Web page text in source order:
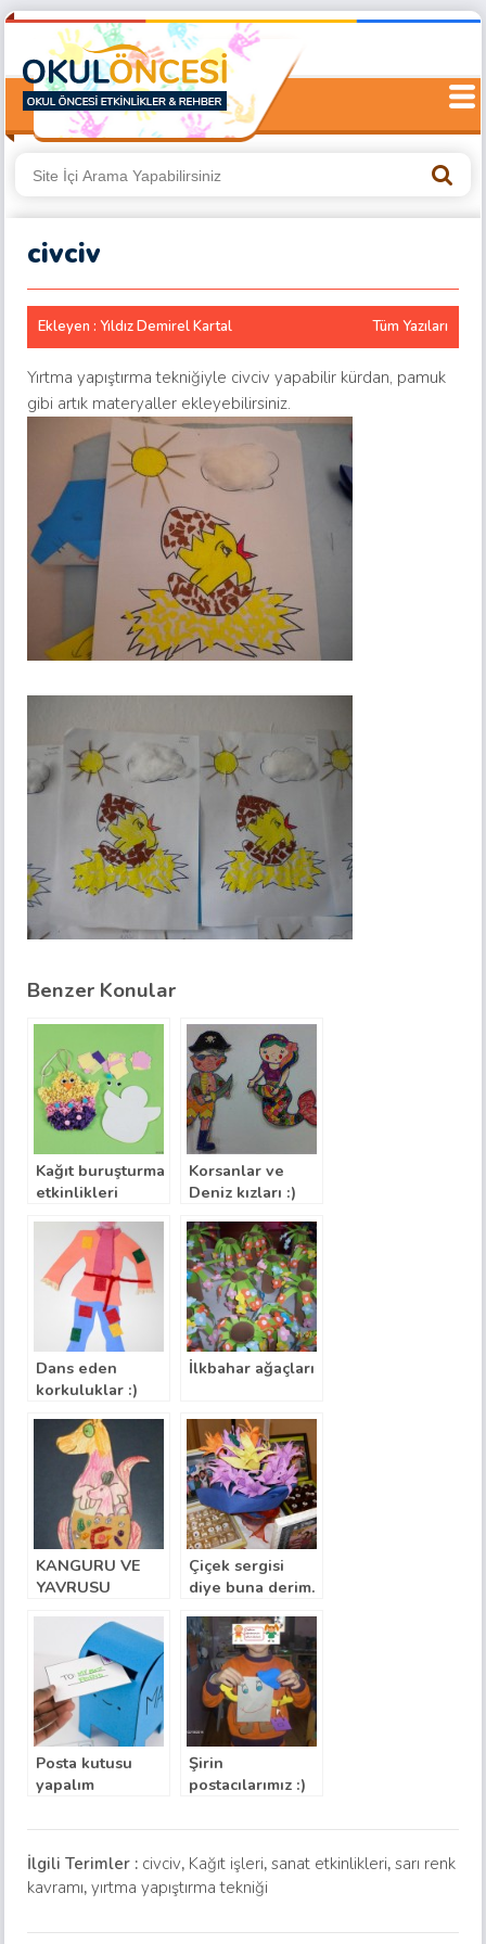
civciv
Ekleyen : Yıldız Demirel Kartal Tüm Yazıları
Yırtma yapıştırma tekniğiyle civciv yapabilir kürdan, pamuk
gibi artık materyaller ekleyebilirsiniz.
Benzer Konular
Kağıt buruşturma
etkinlikleri
Korsanlar ve
Deniz kızları :)
Dans eden
korkuluklar :)
İlkbahar ağaçları
KANGURU VE
YAVRUSU
Çiçek sergisi
diye buna derim.
Posta kutusu
yapalım
Şirin
postacılarımız :)
İlgili Terimler : civciv, Kağıt işleri,sanat etkinlikleri,sarı renk
kavramı,yırtma yapıştırma tekniği